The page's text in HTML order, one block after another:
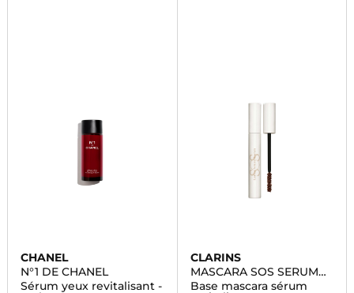
CHANEL
N°1 DE CHANEL
Sérum yeux revitalisant -
CLARINS
MASCARA SOS SERUM
LASHES
Base mascara sérum